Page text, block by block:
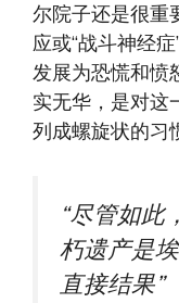
尔院子还是很重
应或“战斗神经
发展为恐慌和愤
实无华，是对
列成螺旋状的习
“尽管如此
朽遗产是
直接结果”